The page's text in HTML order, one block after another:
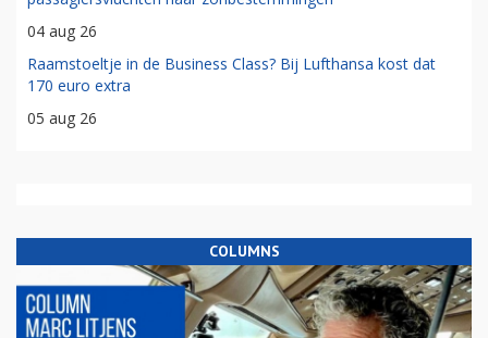
04 aug 26
Raamstoeltje in de Business Class? Bij Lufthansa kost dat
170 euro extra
05 aug 26
COLUMNS